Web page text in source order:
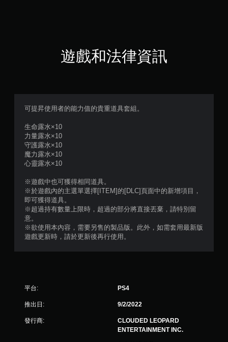
遊戲和法律資訊
可提昇使用者的能力值的貴重道具套組。
生命露水×10
力量露水×10
守護露水×10
魔力露水×10
心靈露水×10
※遊戲中也可獲得相同道具。
※於遊戲內的主選單選擇[ITEM]的[DLC]頁面中的新增項目，
即可獲得道具。
※超過持有數量上限時，超過的部分將直接丟棄，請特別留
意。
※欲使用本內容，需要另售的製品版。此外，如需套用最新版
遊戲更新時，請於更新後再行使用。
平台: PS4
推出日: 9/2/2022
發行商:
CLOUDED LEOPARD
ENTERTAINMENT INC.